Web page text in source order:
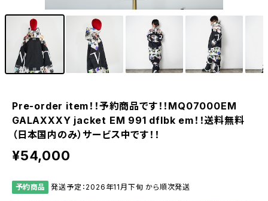
Pre-order item！！予約商品です！！MQ07000EM
GALAXXXY jacket EM 991 dflbk em！！送料無料
（日本国内のみ）サービス中です！！
¥54,000
予約商品 発送予定：2026年11月下旬 から順次発送